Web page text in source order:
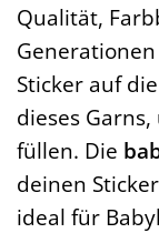
Qualität,
Sticker auf
dieses
füllen. Die
deinen
ideal für